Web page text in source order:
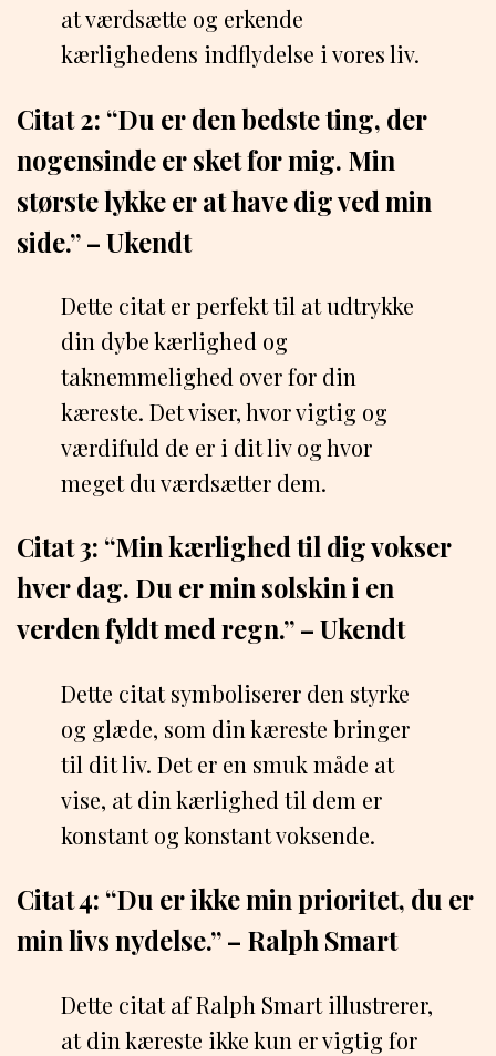
at værdsætte og erkende
kærlighedens indflydelse i vores liv.
Citat 2: “Du er den bedste ting, der
nogensinde er sket for mig. Min
største lykke er at have dig ved min
side.” – Ukendt
Dette citat er perfekt til at udtrykke
din dybe kærlighed og
taknemmelighed over for din
kæreste. Det viser, hvor vigtig og
værdifuld de er i dit liv og hvor
meget du værdsætter dem.
Citat 3: “Min kærlighed til dig vokser
hver dag. Du er min solskin i en
verden fyldt med regn.” – Ukendt
Dette citat symboliserer den styrke
og glæde, som din kæreste bringer
til dit liv. Det er en smuk måde at
vise, at din kærlighed til dem er
konstant og konstant voksende.
Citat 4: “Du er ikke min prioritet, du er
min livs nydelse.” – Ralph Smart
Dette citat af Ralph Smart illustrerer,
at din kæreste ikke kun er vigtig for